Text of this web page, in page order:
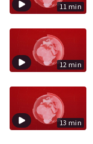
11 min
12 min
13 min